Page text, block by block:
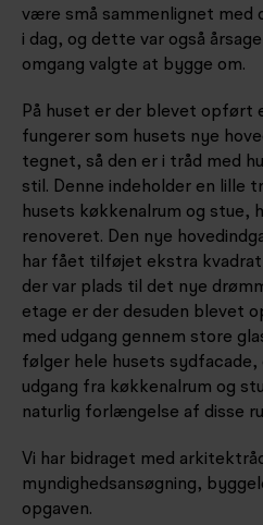
være små sammenlignet med
i dag, og dette var også
omgang valgte at bygge om.
På huset er der blevet opført
fungerer som husets nye
tegnet, så den er i tråd med
stil. Denne indeholder en lille
husets køkkenalrum og stue,
renoveret. Den nye
har fået tilføjet ekstra
der var plads til det nye
etage er der desuden blevet
med udgang gennem store
følger hele husets sydfacade,
udgang fra køkkenalrum og
naturlig forlængelse af disse
Vi har bidraget med
myndighedsansøgning,
opgaven.